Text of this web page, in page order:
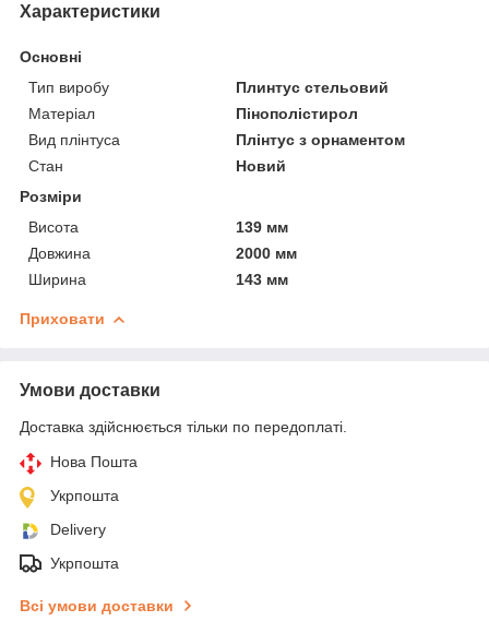
Характеристики
Основні
Тип виробу
Плинтус стельовий
Матеріал
Пінополістирол
Вид плінтуса
Плінтус з орнаментом
Стан
Новий
Розміри
Висота
139 мм
Довжина
2000 мм
Ширина
143 мм
Приховати
Умови доставки
Доставка здійснюється тільки по передоплаті.
Нова Пошта
Укрпошта
Delivery
Укрпошта
Всі умови доставки